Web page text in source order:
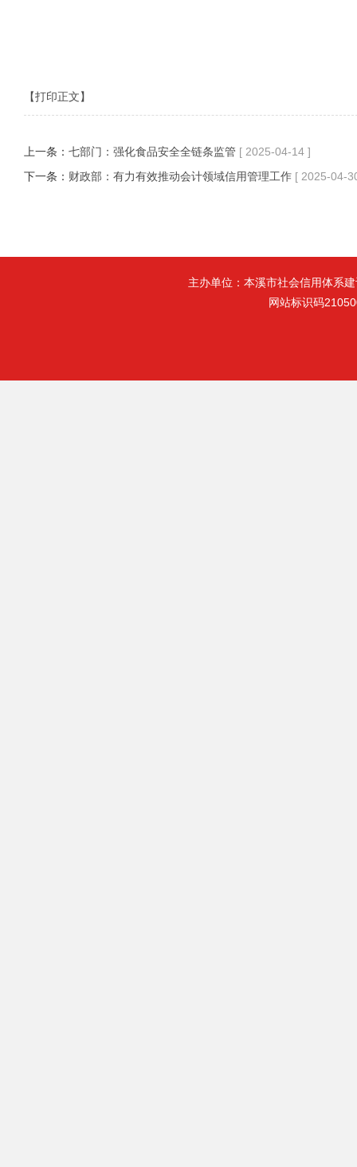
【打印正文】
上一条： 七部门：强化食品安全全链条监管 [ 2025-04-14 ]
下一条： 财政部：有力有效推动会计领域信用管理工作 [ 2025-04-
主办单位：本溪市社会信用体系
网站标识码